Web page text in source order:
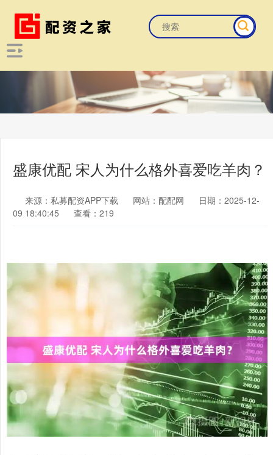
盛康优配 宋人为什么格外喜爱吃羊肉？
来源：私募配资APP下载 网站：配配网
日期：2025-12-
09 18:40:45
查看：219